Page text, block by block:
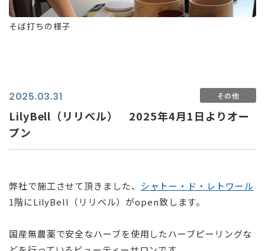
そば打ちの様子
2025.03.31 その他
LilyBell（リリベル） 2025年4月1日よりオー
プン
弊社で施工させて頂きました、 シャトー・ド・レトワール
1階にLilyBell（リリベル）がopen致します。
国産無農薬で安全なハーブを使用したハーブピーリングな